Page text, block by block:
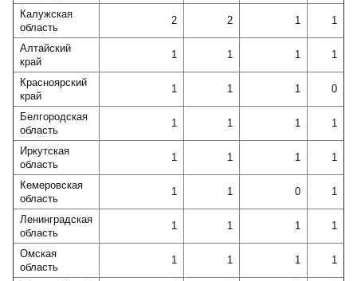
Калужская
область
2 2 1 1
Алтайский
край
1 1 1 1
Красноярский
край
1 1 1 0
Белгородская
область
1 1 1 1
Иркутская
область
1 1 1 1
Кемеровская
область
1 1 0 1
Ленинградская
область
1 1 1 1
Омская
область
1 1 1 1